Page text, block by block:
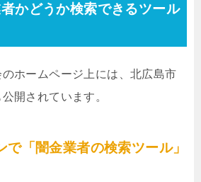
かどうか検索できるツール
ホームページ上には、北広島市
開されています。
で「闇金業者の検索ツール」